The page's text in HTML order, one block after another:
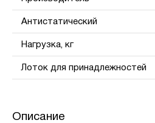
Антистатический
Нагрузка, кг
Лоток для принадлежностей
Описание